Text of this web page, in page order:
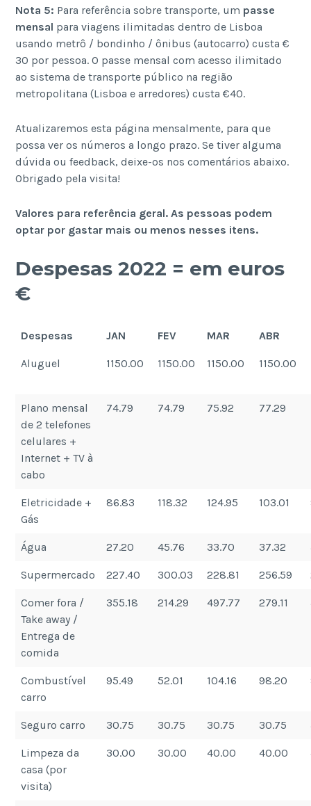
Nota 5: Para referência sobre transporte, um passe
mensal para viagens ilimitadas dentro de Lisboa
usando metrô / bondinho / ônibus (autocarro) custa €
30 por pessoa. O passe mensal com acesso ilimitado
ao sistema de transporte público na região
metropolitana (Lisboa e arredores) custa €40.
Atualizaremos esta página mensalmente, para que
possa ver os números a longo prazo. Se tiver alguma
dúvida ou feedback, deixe-os nos comentários abaixo.
Obrigado pela visita!
Valores para referência geral. As pessoas podem
optar por gastar mais ou menos nesses itens.
Despesas 2022 = em euros
€
Despesas JAN FEV MAR ABR
Aluguel 1150.00 1150.00 1150.00 1150.00
Plano mensal
de 2 telefones
celulares +
Internet + TV à
cabo
74.79 74.79 75.92 77.29
Eletricidade +
Gás
86.83 118.32 124.95 103.01
Água 27.20 45.76 33.70 37.32
Supermercado 227.40 300.03 228.81 256.59
Comer fora /
Take away /
Entrega de
comida
355.18 214.29 497.77 279.11
Combustível
carro
95.49 52.01 104.16 98.20
Seguro carro 30.75 30.75 30.75 30.75
Limpeza da
casa (por
visita)
30.00 30.00 40.00 40.00